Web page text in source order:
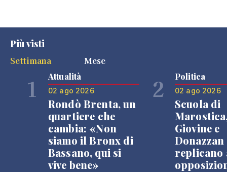
Più visti
Settimana
Mese
1 Attualità
02 ago 2026
Rondò Brenta, un
quartiere che
cambia: «Non
siamo il Bronx di
Bassano, qui si
vive bene»
2 Politica
02 ago 2026
Scuola di
Giovine e
Donazzan
replicano